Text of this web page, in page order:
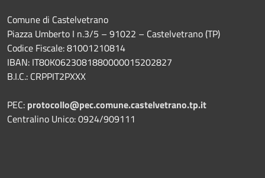
Comune di Castelvetrano
Piazza Umberto I n.3/5 – 91022 – Castelvetrano (TP)
Codice Fiscale: 81001210814
IBAN: IT80K0623081880000015202827
B.I.C.: CRPPIT2PXXX
PEC: protocollo@pec.comune.castelvetrano.tp.it
Centralino Unico: 0924/909111